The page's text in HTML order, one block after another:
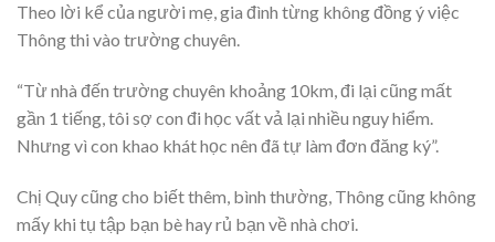
Theo lời kể của người mẹ, gia đình từng không đồng ý việc
Thông thi vào trường chuyên.
“Từ nhà đến trường chuyên khoảng 10km, đi lại cũng mất
gần 1 tiếng, tôi sợ con đi học vất vả lại nhiều nguy hiểm.
Nhưng vì con khao khát học nên đã tự làm đơn đăng ký”.
Chị Quy cũng cho biết thêm, bình thường, Thông cũng không
mấy khi tụ tập bạn bè hay rủ bạn về nhà chơi.